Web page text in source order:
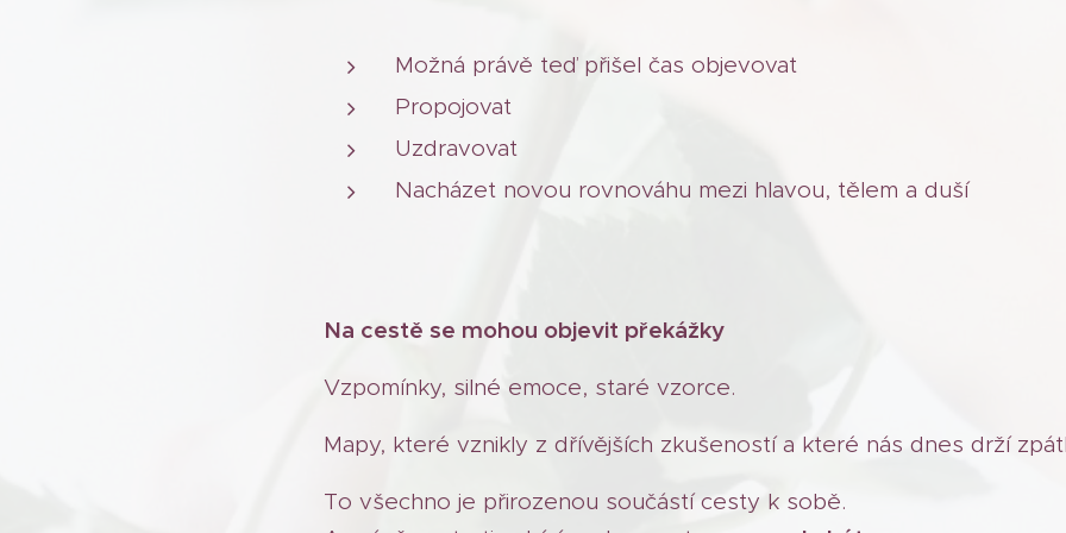
Možná právě teď přišel čas objevovat
Propojovat
Uzdravovat
Nacházet novou rovnováhu mezi hlavou, tělem a duší
Na cestě se mohou objevit překážky
Vzpomínky, silné emoce, staré vzorce.
Mapy, které vznikly z dřívějších zkušeností a které nás dnes drží
To všechno je přirozenou součástí cesty k sobě.